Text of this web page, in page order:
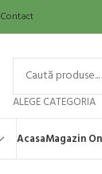
Contact
ALEGE CATEGORIA
AcasaMagazin